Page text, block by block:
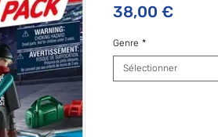
38,00 €Prix
Genre *
Sélectionner